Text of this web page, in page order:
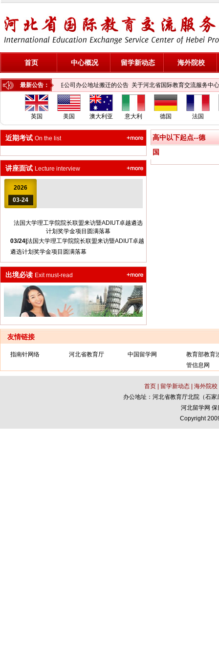
首页 中心概况 留学新动态 海外院校
最新公告：
流服务中心有限责任公司办公地址搬迁的公告 关于河北省国际教育交流服务中心
英国 美国 澳大利亚 意大利 德国 法国
近期考试 On the list
讲座面试 Lecture interview
2026
03-24
法国大学理工学院院长联盟来访暨ADIUT卓越遴选
计划奖学金项目圆满落幕
03/24| 法国大学理工学院院长联盟来访暨ADIUT卓越
遴选计划奖学金项目圆满落幕
出境必读 Exit must-read
高中以下起点--德
国
友情链接
指南针网络 河北省教育厅 中国留学网
教育部教育
管信息网
首页| 留学新动态 海外院校
办公地址：河北省教育厅北院（石
河北留学网
Copyright